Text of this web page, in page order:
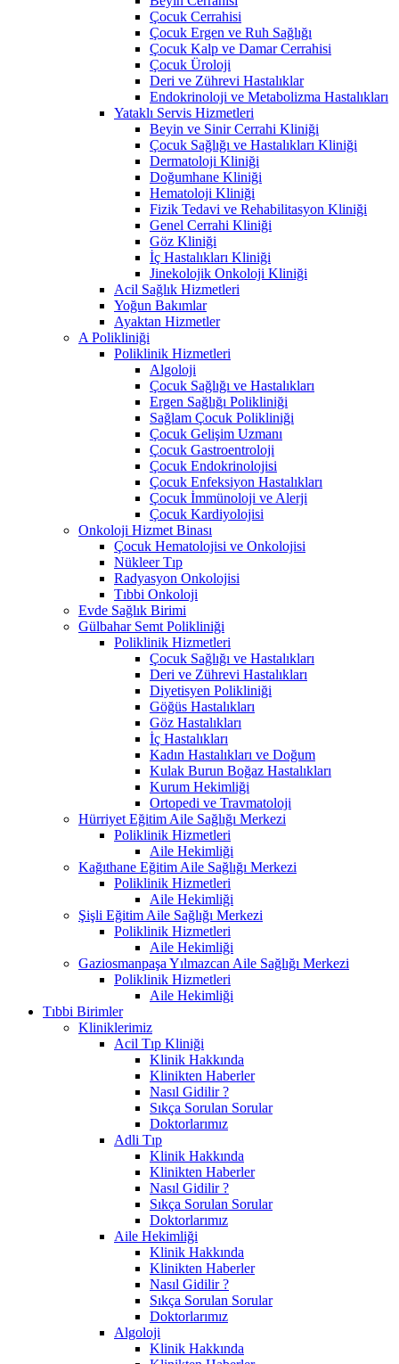
Çocuk Cerrahisi
Çocuk Ergen ve Ruh Sağlığı
Çocuk Kalp ve Damar Cerrahisi
Çocuk Üroloji
Deri ve Zührevi Hastalıklar
Endokrinoloji ve Metabolizma Hastalıkları
Yataklı Servis Hizmetleri
Beyin ve Sinir Cerrahi Kliniği
Çocuk Sağlığı ve Hastalıkları Kliniği
Dermatoloji Kliniği
Doğumhane Kliniği
Hematoloji Kliniği
Fizik Tedavi ve Rehabilitasyon Kliniği
Genel Cerrahi Kliniği
Göz Kliniği
İç Hastalıkları Kliniği
Jinekolojik Onkoloji Kliniği
Acil Sağlık Hizmetleri
Yoğun Bakımlar
Ayaktan Hizmetler
A Polikliniği
Poliklinik Hizmetleri
Algoloji
Çocuk Sağlığı ve Hastalıkları
Ergen Sağlığı Polikliniği
Sağlam Çocuk Polikliniği
Çocuk Gelişim Uzmanı
Çocuk Gastroentroloji
Çocuk Endokrinolojisi
Çocuk Enfeksiyon Hastalıkları
Çocuk İmmünoloji ve Alerji
Çocuk Kardiyolojisi
Onkoloji Hizmet Binası
Çocuk Hematolojisi ve Onkolojisi
Nükleer Tıp
Radyasyon Onkolojisi
Tıbbi Onkoloji
Evde Sağlık Birimi
Gülbahar Semt Polikliniği
Poliklinik Hizmetleri
Çocuk Sağlığı ve Hastalıkları
Deri ve Zührevi Hastalıkları
Diyetisyen Polikliniği
Göğüs Hastalıkları
Göz Hastalıkları
İç Hastalıkları
Kadın Hastalıkları ve Doğum
Kulak Burun Boğaz Hastalıkları
Kurum Hekimliği
Ortopedi ve Travmatoloji
Hürriyet Eğitim Aile Sağlığı Merkezi
Poliklinik Hizmetleri
Aile Hekimliği
Kağıthane Eğitim Aile Sağlığı Merkezi
Poliklinik Hizmetleri
Aile Hekimliği
Şişli Eğitim Aile Sağlığı Merkezi
Poliklinik Hizmetleri
Aile Hekimliği
Gaziosmanpaşa Yılmazcan Aile Sağlığı Merkezi
Poliklinik Hizmetleri
Aile Hekimliği
Tıbbi Birimler
Kliniklerimiz
Acil Tıp Kliniği
Klinik Hakkında
Klinikten Haberler
Nasıl Gidilir ?
Sıkça Sorulan Sorular
Doktorlarımız
Adli Tıp
Klinik Hakkında
Klinikten Haberler
Nasıl Gidilir ?
Sıkça Sorulan Sorular
Doktorlarımız
Aile Hekimliği
Klinik Hakkında
Klinikten Haberler
Nasıl Gidilir ?
Sıkça Sorulan Sorular
Doktorlarımız
Algoloji
Klinik Hakkında